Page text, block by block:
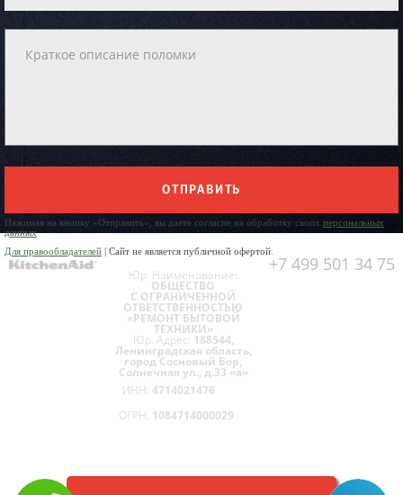
ОТПРАВИТЬ
Нажимая на кнопку «Отправить», вы даете согласие на обработку своих персональных
данных
Для правообладателей | Сайт не является публичной офертой.
+7 499 501 34 75
Юр. Наименование:
ОБЩЕСТВО
С ОГРАНИЧЕННОЙ
ОТВЕТСТВЕННОСТЬЮ
«РЕМОНТ БЫТОВОЙ
ТЕХНИКИ»
Юр. Адрес: 188544,
Ленинградская область,
город Сосновый Бор,
Солнечная ул., д.33 «а»
ИНН: 4714021476
ОГРН: 1084714000029